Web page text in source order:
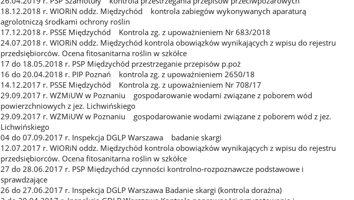
18.12.2018 r. WIORiN oddz. Międzychód kontrola zabiegów wykonywanych aparaturą
agrolotniczą środkami ochrony roślin
17.12.2018 r. PSSE Międzychód Kontrola zg. z upoważnieniem Nr 683/2018
24.07.2018 r. WIORiN oddz. Międzychód kontrola obowiązków wynikających z wpisu do rejestru
przedsiębiorców. Ocena fitosanitarna roślin w szkółce
17 do 18.05.2018 r. PSP Międzychód przestrzeganie przepisów p.poż
16 do 20.04.2018 r. PIP Poznań kontrola zg. z upoważnieniem 2650/18
14.12.2017 r. PSSE Międzychód Kontrola zg. z upoważnieniem Nr 708/17
29.09.2017 r. WZMiUW w Poznaniu gospodarowanie wodami związane z poborem wód
powierzchniowych z jez. Lichwińskiego
29.09.2017 r. WZMiUW w Poznaniu gospodarowanie wodami związane z poborem wód z jez.
Lichwińskiego
04 do 07.09.2017 r. Inspekcja DGLP Warszawa badanie skargi
12.07.2017 r. WIORiN oddz. Międzychód kontrola obowiązków wynikających z wpisu do rejestru
przedsiębiorców. Ocena fitosanitarna roślin w szkółce
27 do 28.06.2017 r. PSP Międzychód czynności kontrolno-rozpoznawcze podstawowe i
sprawdzające
26 do 27.06.2017 r. Inspekcja DGLP Warszawa Badanie skargi (kontrola doraźna)